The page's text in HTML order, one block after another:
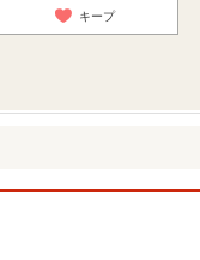
キープ